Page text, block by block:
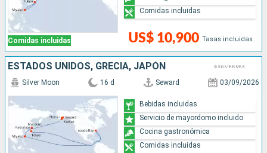
Comidas incluidas US$ 10,900 Tasas incluidas
Comidas incluidas
ESTADOS UNIDOS, GRECIA, JAPÓN
Silver Moon 16 d Seward 03/09/2026
Bebidas incluidas
Servicio de mayordomo incluido
Cocina gastronómica
Comidas incluidas